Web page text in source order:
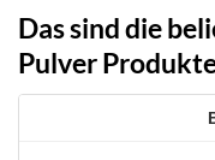
Das sind die
Pulver